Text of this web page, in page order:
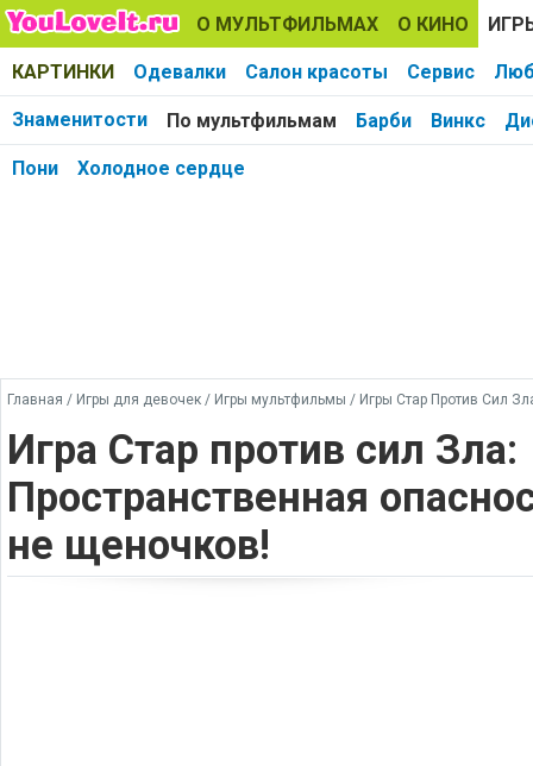
О МУЛЬТФИЛЬМАХ О КИНО
КАРТИНКИ Одевалки Салон красоты Сервис
Знаменитости По мультфильмам Барби Винкс
Пони Холодное сердце
Главная / Игры для девочек / Игры мультфильмы / Игры Стар Против Сил
Игра Стар против сил Зла:
Пространственная
не щеночков!